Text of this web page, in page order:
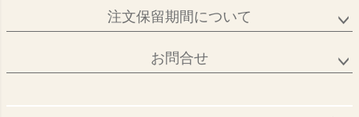
注文保留期間について
お問合せ